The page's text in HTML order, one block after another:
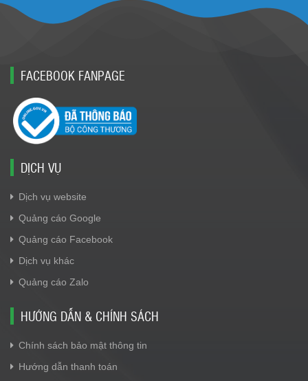
FACEBOOK FANPAGE
DỊCH VỤ
Dịch vụ website
Quảng cáo Google
Quảng cáo Facebook
Dịch vụ khác
Quảng cáo Zalo
HƯỚNG DẪN & CHÍNH SÁCH
Chính sách bảo mật thông tin
Hướng dẫn thanh toán